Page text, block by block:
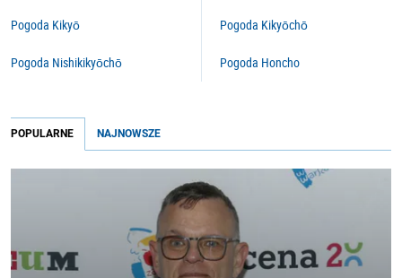
Pogoda Kikyō
Pogoda Nishikikyōchō
Pogoda Kikyōchō
Pogoda Honcho
POPULARNE NAJNOWSZE